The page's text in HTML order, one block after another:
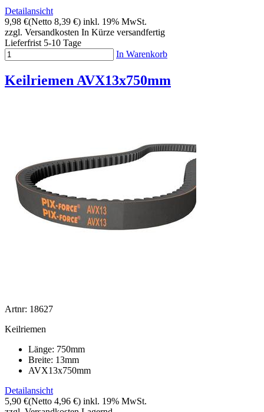
Detailansicht
9,98 €(Netto 8,39 €) inkl. 19% MwSt.
zzgl. Versandkosten In Kürze versandfertig
Lieferfrist 5-10 Tage
In Warenkorb
Keilriemen AVX13x750mm
Artnr: 18627
Keilriemen
Länge: 750mm
Breite: 13mm
AVX13x750mm
Detailansicht
5,90 €(Netto 4,96 €) inkl. 19% MwSt.